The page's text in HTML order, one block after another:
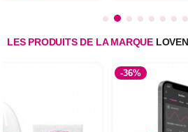
LES PRODUITS DE LA MARQUE
-36%